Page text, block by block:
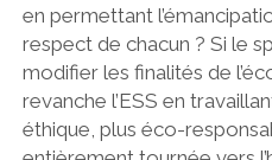
en permettant
respect de chacun ? Si le
modifier les finalités de
revanche l’ESS en
éthique, plus éco-